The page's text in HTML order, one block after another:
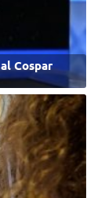
Cospar